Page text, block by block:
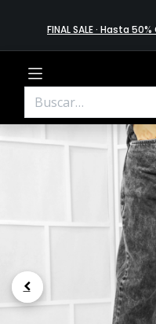
FINAL SALE · Hasta